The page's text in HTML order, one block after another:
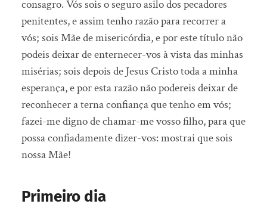
consagro. Vós sois o seguro asilo dos pecadores
penitentes, e assim tenho razão para recorrer a
vós; sois Mãe de misericórdia, e por este título não
podeis deixar de enternecer-vos à vista das minhas
misérias; sois depois de Jesus Cristo toda a minha
esperança, e por esta razão não podereis deixar de
reconhecer a terna confiança que tenho em vós;
fazei-me digno de chamar-me vosso filho, para que
possa confiadamente dizer-vos: mostrai que sois
nossa Mãe!
Primeiro dia